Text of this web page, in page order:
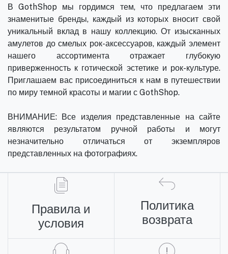
В GothShop мы гордимся тем, что предлагаем эти
знаменитые бренды, каждый из которых вносит свой
уникальный вклад в нашу коллекцию. От изысканных
амулетов до смелых рок-аксессуаров, каждый элемент
нашего ассортимента отражает глубокую
приверженность к готической эстетике и рок-культуре.
Приглашаем вас присоединиться к нам в путешествии
по миру темной красоты и магии с GothShop.
ВНИМАНИЕ: Все изделия представленные на сайте
являются результатом ручной работы и могут
незначительно отличаться от экземпляров
представленных на фотографиях.
Правила и
условия
Политика
возврата